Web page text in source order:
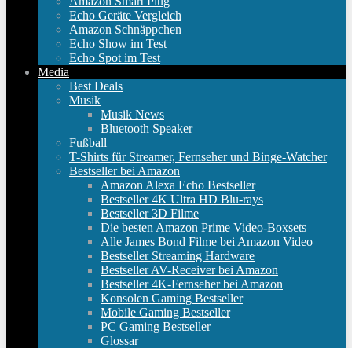
Echo Geräte Vergleich
Amazon Schnäppchen
Echo Show im Test
Echo Spot im Test
Media
Best Deals
Musik
Musik News
Bluetooth Speaker
Fußball
T-Shirts für Streamer, Fernseher und Binge-Watcher
Bestseller bei Amazon
Amazon Alexa Echo Bestseller
Bestseller 4K Ultra HD Blu-rays
Bestseller 3D Filme
Die besten Amazon Prime Video-Boxsets
Alle James Bond Filme bei Amazon Video
Bestseller Streaming Hardware
Bestseller AV-Receiver bei Amazon
Bestseller 4K-Fernseher bei Amazon
Konsolen Gaming Bestseller
Mobile Gaming Bestseller
PC Gaming Bestseller
Glossar